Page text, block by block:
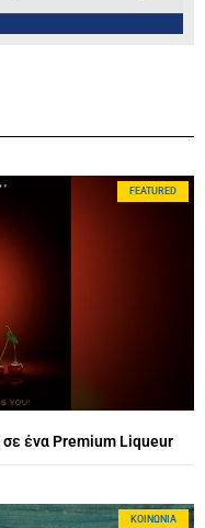
FEATURED
σε ένα Premium Liqueur
ΚΟΙΝΩΝΊΑ